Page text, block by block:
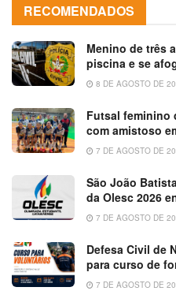
RECOMENDADOS
Menino de três
piscina e se
8 DE AGOSTO DE
Futsal feminino
com amistoso
7 DE AGOSTO DE
São João
da Olesc 2026
7 DE AGOSTO DE
Defesa Civil de
para curso de
7 DE AGOSTO DE